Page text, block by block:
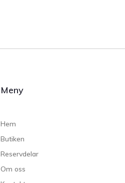
Meny
Hem
Butiken
Reservdelar
Om oss